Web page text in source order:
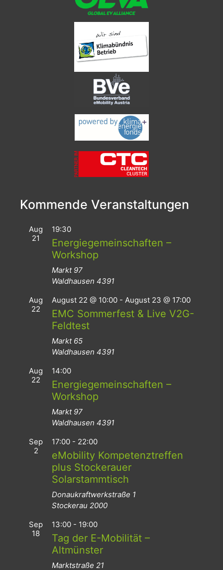
Kommende Veranstaltungen
Aug
21
19:30
Energiegemeinschaften –
Workshop
Markt 97
Waldhausen 4391
Aug
22
August 22 @ 10:00 - August 23 @ 17:00
EMC Sommerfest & Live V2G-
Feldtest
Markt 65
Waldhausen 4391
Aug
22
14:00
Energiegemeinschaften –
Workshop
Markt 97
Waldhausen 4391
Sep
2
17:00 - 22:00
eMobility Kompetenztreffen
plus Stockerauer
Solarstammtisch
Donaukraftwerkstraße 1
Stockerau 2000
Sep
18
13:00 - 19:00
Tag der E-Mobilität –
Altmünster
Marktstraße 21